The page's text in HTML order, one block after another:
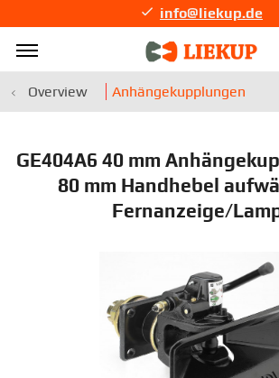
info@liekup.de
Overview Anhängekupplungen
GE404A6 40 mm
80 mm Handhebel
Fernanzeige/